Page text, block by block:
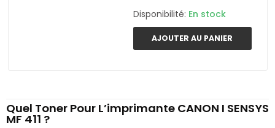
Disponibilité: En stock
AJOUTER AU PANIER
Quel Toner Pour L’imprimante CANON I SENSYS
MF 411 ?